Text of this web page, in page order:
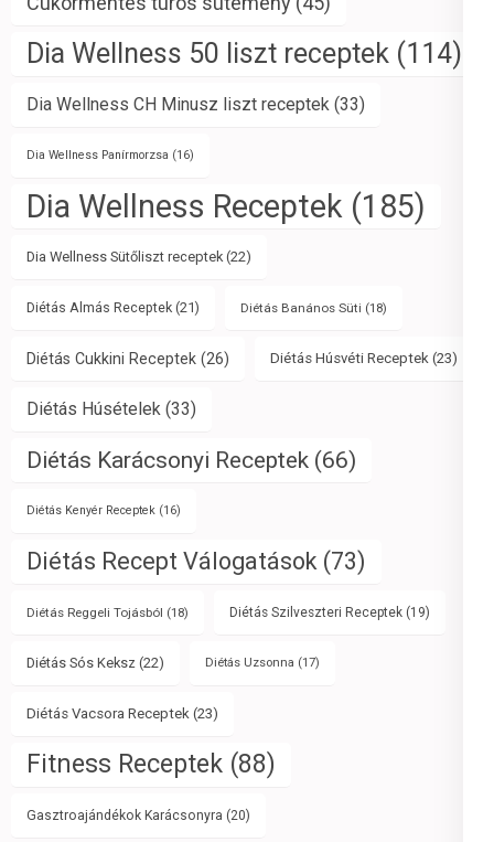
Dia Wellness 50 liszt receptek (114)
Dia Wellness CH Minusz liszt receptek (33)
Dia Wellness Panírmorzsa (16)
Dia Wellness Receptek (185)
Dia Wellness Sütőliszt receptek(22)
Diétás Almás Receptek (21) Diétás Banános Süti (18)
Diétás Cukkini Receptek (26) Diétás Húsvéti Receptek (23)
Diétás Húsételek (33)
Diétás Karácsonyi Receptek (66)
Diétás Kenyér Receptek (16)
Diétás Recept Válogatások (73)
Diétás Reggeli Tojásból (18) Diétás Szilveszteri Receptek (19)
Diétás Sós Keksz (22) Diétás Uzsonna (17)
Diétás Vacsora Receptek (23)
Fitness Receptek (88)
Gasztroajándékok Karácsonyra (20)